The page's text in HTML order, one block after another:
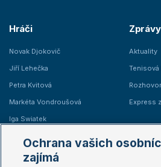
Hráči
Novak Djokovič
Jiří Lehečka
Petra Kvitová
Markéta Vondroušová
Iga Swiatek
Zprávy
Aktuality
Tenisová
Express
Žebříčky
Ochrana vašich
zajímá